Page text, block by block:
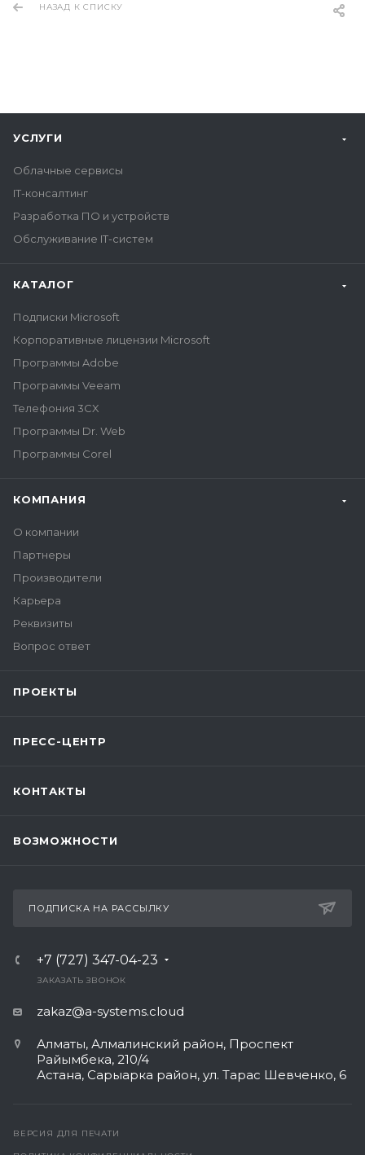
НАЗАД К СПИСКУ
УСЛУГИ
Облачные сервисы
IT-консалтинг
Разработка ПО и устройств
Обслуживание IT-систем
КАТАЛОГ
Подписки Microsoft
Корпоративные лицензии Microsoft
Программы Adobe
Программы Veeam
Телефония 3CX
Программы Dr. Web
Программы Corel
КОМПАНИЯ
О компании
Партнеры
Производители
Карьера
Реквизиты
Вопрос ответ
ПРОЕКТЫ
ПРЕСС-ЦЕНТР
КОНТАКТЫ
ВОЗМОЖНОСТИ
ПОДПИСКА НА РАССЫЛКУ
+7 (727) 347-04-23
ЗАКАЗАТЬ ЗВОНОК
zakaz@a-systems.cloud
Алматы, ​Алмалинский район, Проспект
Райымбека, 210/4
Астана, Сарыарка район, ул. Тарас Шевченко, 6​
ВЕРСИЯ ДЛЯ ПЕЧАТИ